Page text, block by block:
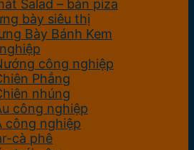
Salad – bàn piza
bày siêu thị
Bày Bánh Kem
công nghiệp
Phẳng
nhúng
công nghiệp
công nghiệp
cà phê